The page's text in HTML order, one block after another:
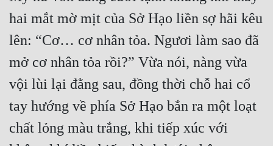
hai mắt mờ mịt của Sở Hạo liền sợ hãi kêu
lên: “Cơ… cơ nhân tỏa. Ngươi làm sao đã
mở cơ nhân tỏa rồi?” Vừa nói, nàng vừa
vội lùi lại đằng sau, đồng thời chỗ hai cổ
tay hướng về phía Sở Hạo bắn ra một loạt
chất lỏng màu trắng, khi tiếp xúc với